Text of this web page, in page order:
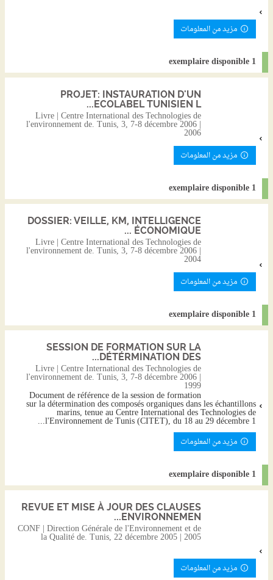
مزيد من المعلومات
1 exemplaire disponible
PROJET: INSTAURATION D'UN
ECOLABEL TUNISIEN L...
Livre | Centre International des Technologies de
l'environnement de. Tunis, 3, 7-8 décembre 2006 |
2006
مزيد من المعلومات
1 exemplaire disponible
DOSSIER: VEILLE, KM, INTELLIGENCE
ÉCONOMIQUE ...
Livre | Centre International des Technologies de
l'environnement de. Tunis, 3, 7-8 décembre 2006 |
2004
مزيد من المعلومات
1 exemplaire disponible
SESSION DE FORMATION SUR LA
DÉTÉRMINATION DES...
Livre | Centre International des Technologies de
l'environnement de. Tunis, 3, 7-8 décembre 2006 |
1999
Document de référence de la session de formation
sur la détermination des composés organiques dans les échantillons
marins, tenue au Centre International des Technologies de
l'Environnement de Tunis (CITET), du 18 au 29 décembre 1...
مزيد من المعلومات
1 exemplaire disponible
REVUE ET MISE À JOUR DES CLAUSES
ENVIRONNEMEN...
CONF | Direction Générale de l'Environnement et de
la Qualité de. Tunis, 22 décembre 2005 | 2005
مزيد من المعلومات